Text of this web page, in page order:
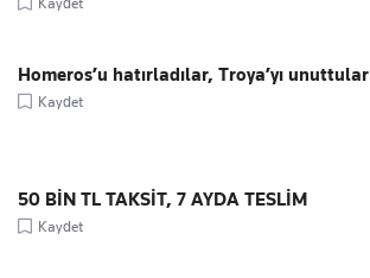
Homeros’u hatırladılar, Troya’yı unuttular
Kaydet
50 BİN TL TAKSİT, 7 AYDA TESLİM
Kaydet